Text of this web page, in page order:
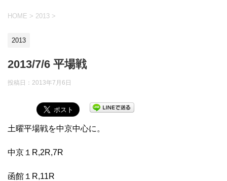
HOME > 2013 >
2013
2013/7/6 平場戦
投稿日： 2013年7月6日
土曜平場戦を中京中心に。
中京１R,2R,7R
函館１R,11R